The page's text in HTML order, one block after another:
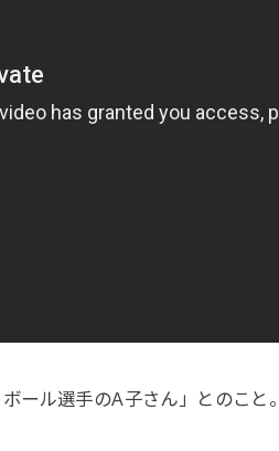
ール選手のA子さん」とのこと。